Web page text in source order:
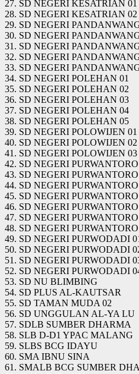
27. SD NEGERI KESATRIAN 01
28. SD NEGERI KESATRIAN 02
29. SD NEGERI
30. SD NEGERI
31. SD NEGERI
32. SD NEGERI
33. SD NEGERI
34. SD NEGERI POLEHAN 01
35. SD NEGERI POLEHAN 02
36. SD NEGERI POLEHAN 03
37. SD NEGERI POLEHAN 04
38. SD NEGERI POLEHAN 05
39. SD NEGERI POLOWIJEN 01
40. SD NEGERI POLOWIJEN 02
41. SD NEGERI POLOWIJEN 03
42. SD NEGERI PURWANTORO
43. SD NEGERI
44. SD NEGERI
45. SD NEGERI
46. SD NEGERI
47. SD NEGERI
48. SD NEGERI
49. SD NEGERI PURWODADI
50. SD NEGERI PURWODADI
51. SD NEGERI PURWODADI
52. SD NEGERI PURWODADI
53. SD NU BLIMBING
54. SD PLUS AL-KAUTSAR
55. SD TAMAN MUDA 02
56. SD UNGGULAN AL-YA LU
57. SDLB SUMBER DHARMA
58. SLB D-D1 YPAC MALANG
59. SLBS BCG IDAYU
60. SMA IBNU SINA
61. SMALB BCG SUMBER